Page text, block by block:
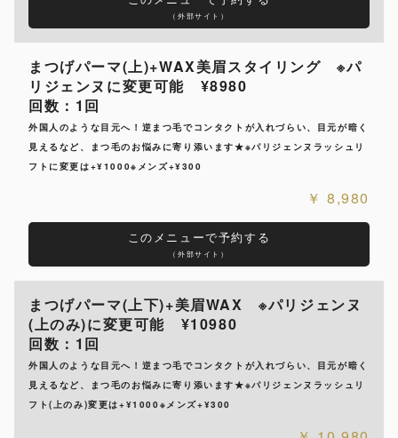
（外部サイト）
まつげパーマ(上)+WAX美眉スタイリング ※パ
リジェンヌに変更可能 ¥8980
回数：1回
外国人のような目元へ！逆まつ毛でコンタクトが入れづらい、目元が暗く
見えるなど、まつ毛のお悩みに寄り添います★※パリジェンヌラッシュリ
フトに変更は+¥1000※メンズ+¥300
8,980
このメニューで予約する
（外部サイト）
まつげパーマ(上下)+美眉WAX ※パリジェンヌ
(上のみ)に変更可能 ¥10980
回数：1回
外国人のような目元へ！逆まつ毛でコンタクトが入れづらい、目元が暗く
見えるなど、まつ毛のお悩みに寄り添います★※パリジェンヌラッシュリ
フト(上のみ)変更は+¥1000※メンズ+¥300